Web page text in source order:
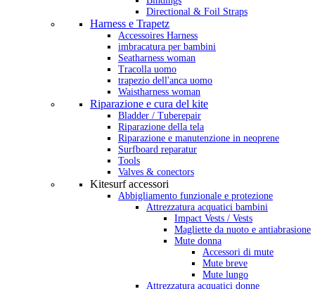
Directional & Foil Straps
Harness e Trapetz
Accessoires Harness
imbracatura per bambini
Seatharness woman
Tracolla uomo
trapezio dell'anca uomo
Waistharness woman
Riparazione e cura del kite
Bladder / Tuberepair
Riparazione della tela
Riparazione e manutenzione in neoprene
Surfboard reparatur
Tools
Valves & conectors
Kitesurf accessori
Abbigliamento funzionale e protezione
Attrezzatura acquatici bambini
Impact Vests / Vests
Magliette da nuoto e antiabrasione
Mute donna
Accessori di mute
Mute breve
Mute lungo
Attrezzatura acquatici donne